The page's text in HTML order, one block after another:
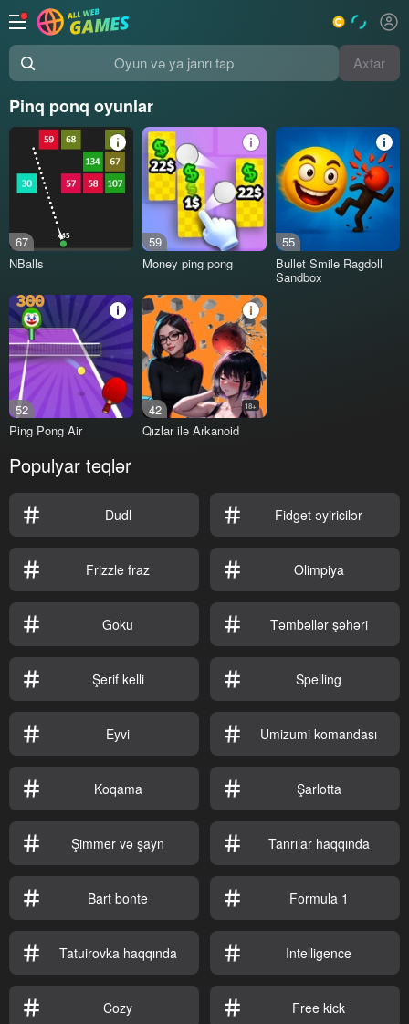
Oyun və ya janrı tap Axtar
Pinq ponq oyunlar
67
NBalls
59
Money ping pong
55
Bullet Smile Ragdoll
Sandbox
52
Ping Pong Air
42 18+
Qızlar ilə Arkanoid
Populyar teqlər
Dudl Fidget əyiricilər
Frizzle fraz Olimpiya
Goku Təmbəllər şəhəri
Şerif kelli Spelling
Eyvi Umizumi komandası
Koqama Şarlotta
Şimmer və şayn Tanrılar haqqında
Bart bonte Formula 1
Tatuirovka haqqında Intelligence
Cozy Free kick